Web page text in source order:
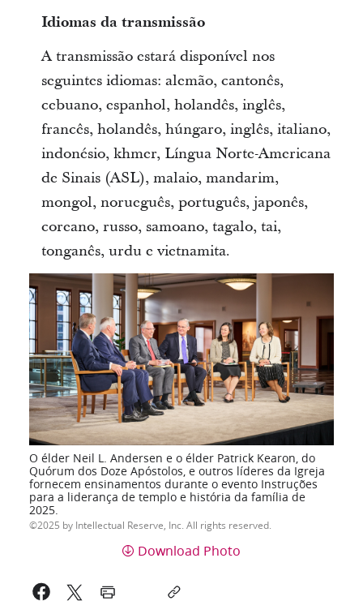
Idiomas da transmissão
A transmissão estará disponível nos
seguintes idiomas: alemão, cantonês,
cebuano, espanhol, holandês, inglês,
francês, holandês, húngaro, inglês, italiano,
indonésio, khmer, Língua Norte-Americana
de Sinais (ASL), malaio, mandarim,
mongol, norueguês, português, japonês,
coreano, russo, samoano, tagalo, tai,
tonganês, urdu e vietnamita.
O élder Neil L. Andersen e o élder Patrick Kearon, do
Quórum dos Doze Apóstolos, e outros líderes da Igreja
fornecem ensinamentos durante o evento Instruções
para a liderança de templo e história da família de
2025.
2025 by Intellectual Reserve, Inc. All rights reserved.
Download Photo